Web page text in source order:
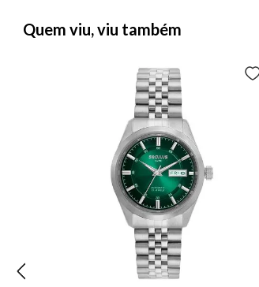
Quem viu, viu também